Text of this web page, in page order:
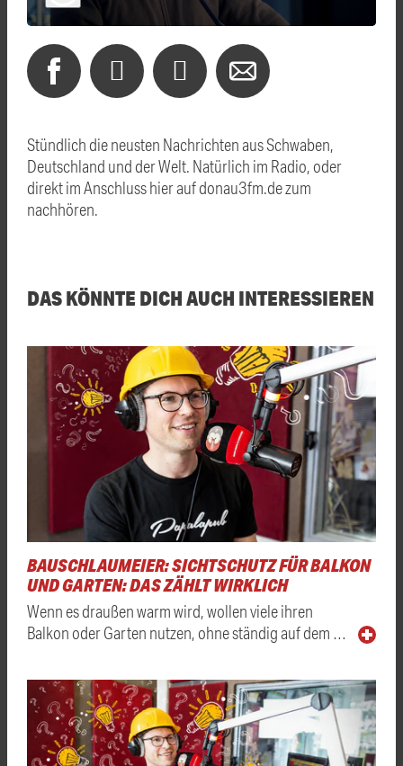
Stündlich die neusten Nachrichten aus Schwaben,
Deutschland und der Welt. Natürlich im Radio, oder
direkt im Anschluss hier auf donau3fm.de zum
nachhören.
DAS KÖNNTE DICH AUCH INTERESSIEREN
BAUSCHLAUMEIER: SICHTSCHUTZ FÜR BALKON
UND GARTEN: DAS ZÄHLT WIRKLICH
Wenn es draußen warm wird, wollen viele ihren
Balkon oder Garten nutzen, ohne ständig auf dem …